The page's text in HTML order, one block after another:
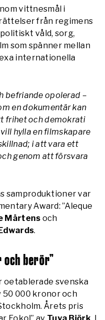
vittnesmål i
från regimens
våld, sorg,
som spänner mellan
internationella
befriande opolerad –
en dokumentär kan
frihet och demokrati
hylla en filmskapare
i att vara ett
genom att försvara
samproduktioner var
Award: ”Aleque
Mårtens och
.
berör”
svenska
50 000 kronor och
Årets pris
Fokol” av Tuva Björk I